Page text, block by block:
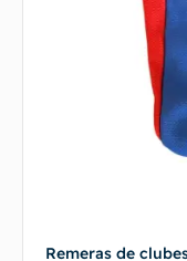
Remeras de